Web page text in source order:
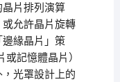
片排列演算
允許晶片旋轉
緣晶片」策
記憶體晶片）
光罩設計上的